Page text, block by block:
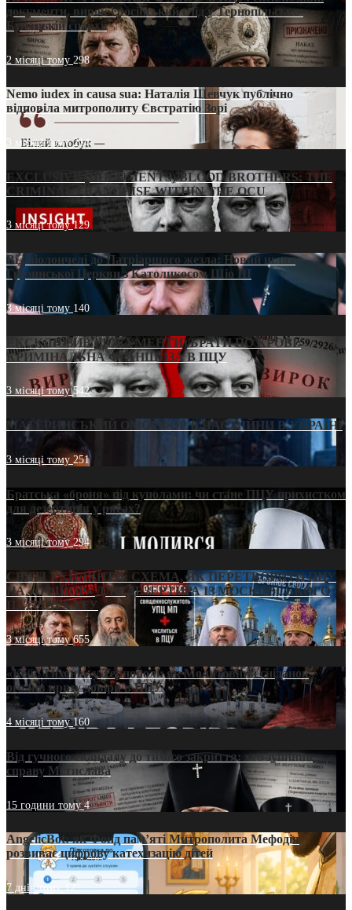
документи, вирок і російський слід у Тернопільсько-
Бучацькій єпархії
2 місяці тому 298
Nemo iudex in causa sua: Наталія Шевчук публічно
відповіла митрополиту Євстратію Зорі
3 місяці тому214
EXCLUSIVE (DOCUMENTS)/BLOOD BROTHERS: THE
CRIMINAL FRANCHISE WITHIN THE OCU
3 місяці тому129
Від віолончелі до Патріаршого жезла: Новий шлях
Грузинської Церкви з Католикосом Шіо III
3 місяці тому 140
ЕКСКЛЮЗИВ (ДОКУМЕНТИ)/БРАТИ ПО КРОВІ:
КРИМІНАЛЬНА ФРАНШИЗА В ПЦУ
3 місяці тому542
МАТЕРИНСЬКИЙ ОМОРФОР В ЧАС ВІЙНИ В УКРАЇНІ
3 місяці тому251
Братська «броня» під куполами: чи стане ПЦУ прихистком
для дезертирів у рясах?
3 місяці тому294
СВЯТІ УХИЛЯНТИ: СХЕМА, ЯК ПЕРЕТВОРИТИ ПЦУ
НА «ОФШОР» ДЛЯ ДЕЗЕРТИРА ІЗ МОСКОВСЬКОГО
ПАТРІАРХАТУ
3 місяці тому655
«Кейс Тихона» у Тернополі: як Молитовний сніданок
оголив кризу довіри в ПЦУ
4 місяці тому160
Від гучного скандалу до тихого закриття: хто зупинив
справу Мстислава
15 години тому4
AngelicBot: як Фонд пам’яті Митрополита Мефодія
розвиває цифрову катехизацію дітей
7 днів тому12